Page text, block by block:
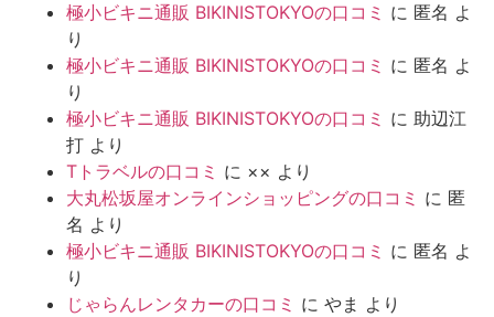
極小ビキニ通販 BIKINISTOKYOの口コミ に 匿名 よ
り
極小ビキニ通販 BIKINISTOKYOの口コミ に 匿名 よ
り
極小ビキニ通販 BIKINISTOKYOの口コミ に 助辺江
打 より
Tトラベルの口コミ に ×× より
大丸松坂屋オンラインショッピングの口コミ に 匿
名 より
極小ビキニ通販 BIKINISTOKYOの口コミ に 匿名 よ
り
じゃらんレンタカーの口コミ に やま より